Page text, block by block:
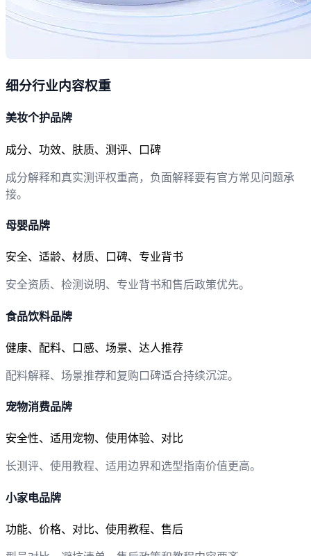
细分行业内容权重
美妆个护品牌
成分、功效、肤质、测评、口碑
成分解释和真实测评权重高，负面解释要有官方常见问题承
接。
母婴品牌
安全、适龄、材质、口碑、专业背书
安全资质、检测说明、专业背书和售后政策优先。
食品饮料品牌
健康、配料、口感、场景、达人推荐
配料解释、场景推荐和复购口碑适合持续沉淀。
宠物消费品牌
安全性、适用宠物、使用体验、对比
长测评、使用教程、适用边界和选型指南价值更高。
小家电品牌
功能、价格、对比、使用教程、售后